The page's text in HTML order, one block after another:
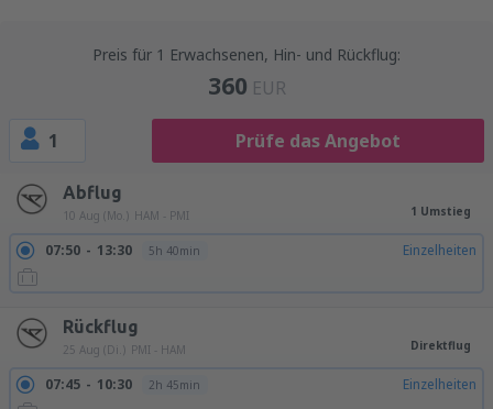
Preis für 1 Erwachsenen, Hin- und Rückflug:
360 EUR
1 Prüfe das Angebot
Abflug
10 Aug (Mo.) HAM - PMI 1 Umstieg
07:50 13:30 5h 40min Einzelheiten
Rückflug
25 Aug (Di.) PMI - HAM Direktflug
07:45 10:30 2h 45min Einzelheiten